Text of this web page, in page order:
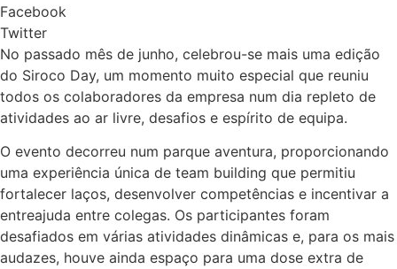
Facebook
Twitter
No passado mês de junho, celebrou-se mais uma edição
do Siroco Day, um momento muito especial que reuniu
todos os colaboradores da empresa num dia repleto de
atividades ao ar livre, desafios e espírito de equipa.
O evento decorreu num parque aventura, proporcionando
uma experiência única de team building que permitiu
fortalecer laços, desenvolver competências e incentivar a
entreajuda entre colegas. Os participantes foram
desafiados em várias atividades dinâmicas e, para os mais
audazes, houve ainda espaço para uma dose extra de